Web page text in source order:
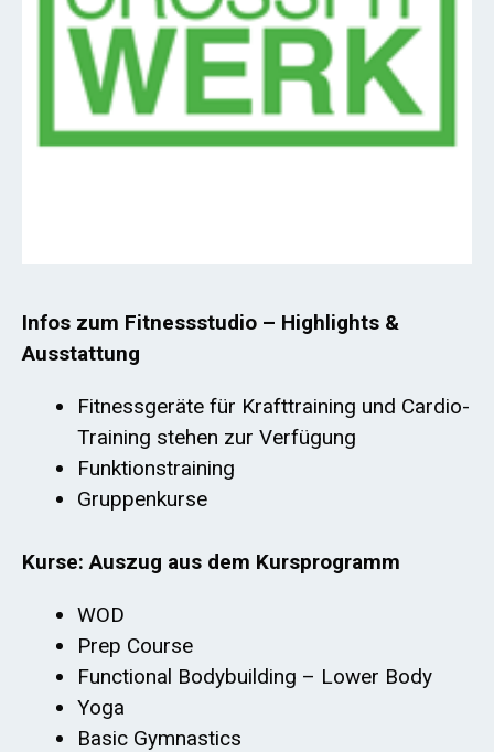
Infos zum Fitnessstudio – Highlights &
Ausstattung
Fitnessgeräte für Krafttraining und Cardio-
Training stehen zur Verfügung
Funktionstraining
Gruppenkurse
Kurse: Auszug aus dem Kursprogramm
WOD
Prep Course
Functional Bodybuilding – Lower Body
Yoga
Basic Gymnastics